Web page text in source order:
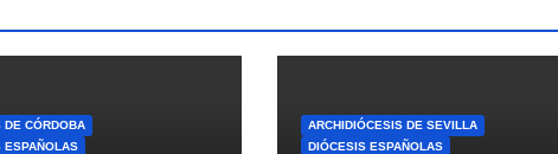
DE CÓRDOBA
ESPAÑOLAS
ARCHIDIÓCESIS DE SEVILLA
DIÓCESIS ESPAÑOLAS